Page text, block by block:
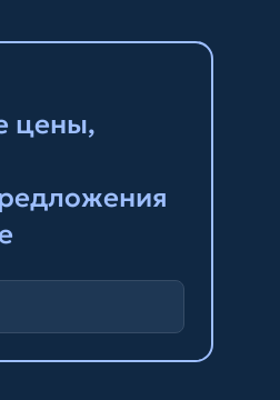
цены,